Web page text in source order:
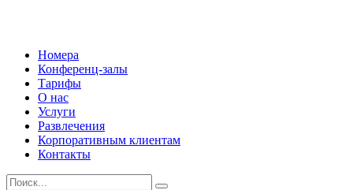
Номера
Конференц-залы
Тарифы
О нас
Услуги
Развлечения
Корпоративным клиентам
Контакты